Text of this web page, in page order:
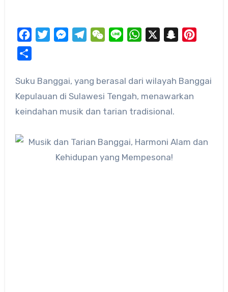
FacebookTwitterMessengerTelegramWeChat
Line WhatsApp Snapchat
Suku Banggai, yang berasal dari wilayah Banggai
Kepulauan di Sulawesi Tengah, menawarkan
keindahan musik dan tarian tradisional.